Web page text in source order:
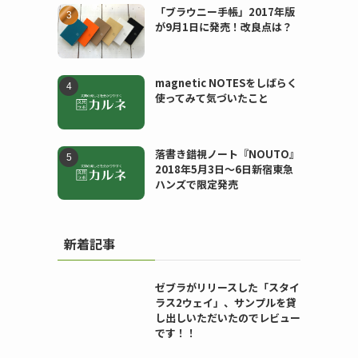
「ブラウニー手帳」2017年版
が9月1日に発売！改良点は？
magnetic NOTESをしばらく
使ってみて気づいたこと
落書き錯視ノート『NOUTO』
2018年5月3日〜6日新宿東急
ハンズで限定発売
新着記事
ゼブラがリリースした「スタイ
ラス2ウェイ」、サンプルを貸
し出しいただいたのでレビュー
です！！